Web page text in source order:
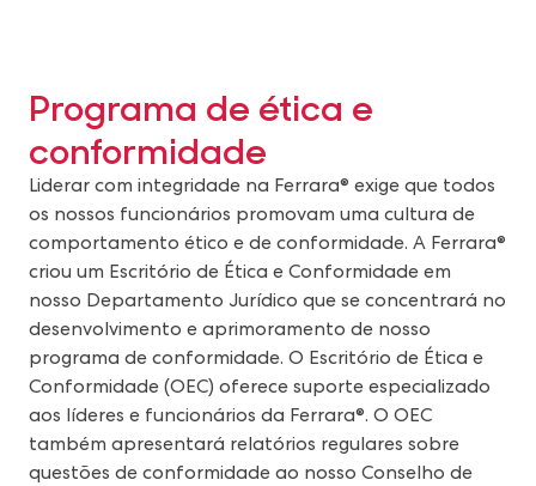
Programa de ética e
conformidade
Liderar com integridade na Ferrara® exige que todos
os nossos funcionários promovam uma cultura de
comportamento ético e de conformidade. A Ferrara®
criou um Escritório de Ética e Conformidade em
nosso Departamento Jurídico que se concentrará no
desenvolvimento e aprimoramento de nosso
programa de conformidade. O Escritório de Ética e
Conformidade (OEC) oferece suporte especializado
aos líderes e funcionários da Ferrara®. O OEC
também apresentará relatórios regulares sobre
questões de conformidade ao nosso Conselho de